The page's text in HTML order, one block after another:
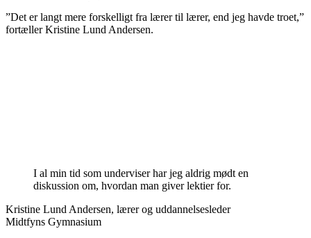
”Det er langt mere forskelligt fra lærer til lærer, end jeg havde troet,”
fortæller Kristine Lund Andersen.
I al min tid som underviser har jeg aldrig mødt en
diskussion om, hvordan man giver lektier for.
Kristine Lund Andersen, lærer og uddannelsesleder
Midtfyns Gymnasium